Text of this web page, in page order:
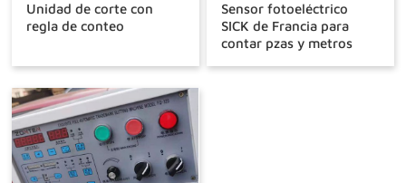
Unidad de corte con
regla de conteo
Sensor fotoeléctrico
SICK de Francia para
contar pzas y metros